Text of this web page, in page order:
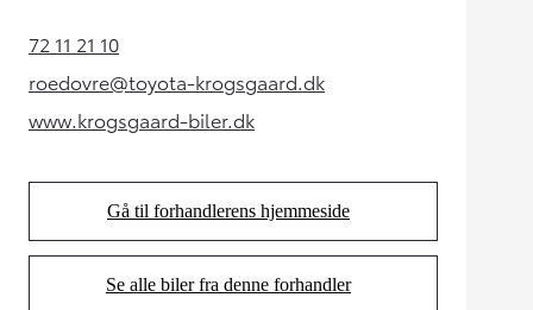
72 11 21 10(Opens in new tab)
roedovre@toyota-krogsgaard.dk
(Opens in new tab)
www.krogsgaard-biler.dk
(Opens in new tab)
Gå til forhandlerens hjemmeside
(Opens in new tab)
Se alle biler fra denne forhandler
(Opens in new tab)